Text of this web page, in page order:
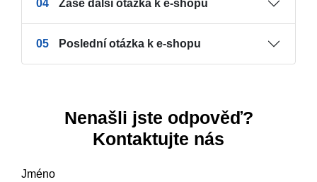
04 Zase další otázka k e-shopu
05 Poslední otázka k e-shopu
Nenašli jste odpověď?
Kontaktujte nás
Jméno